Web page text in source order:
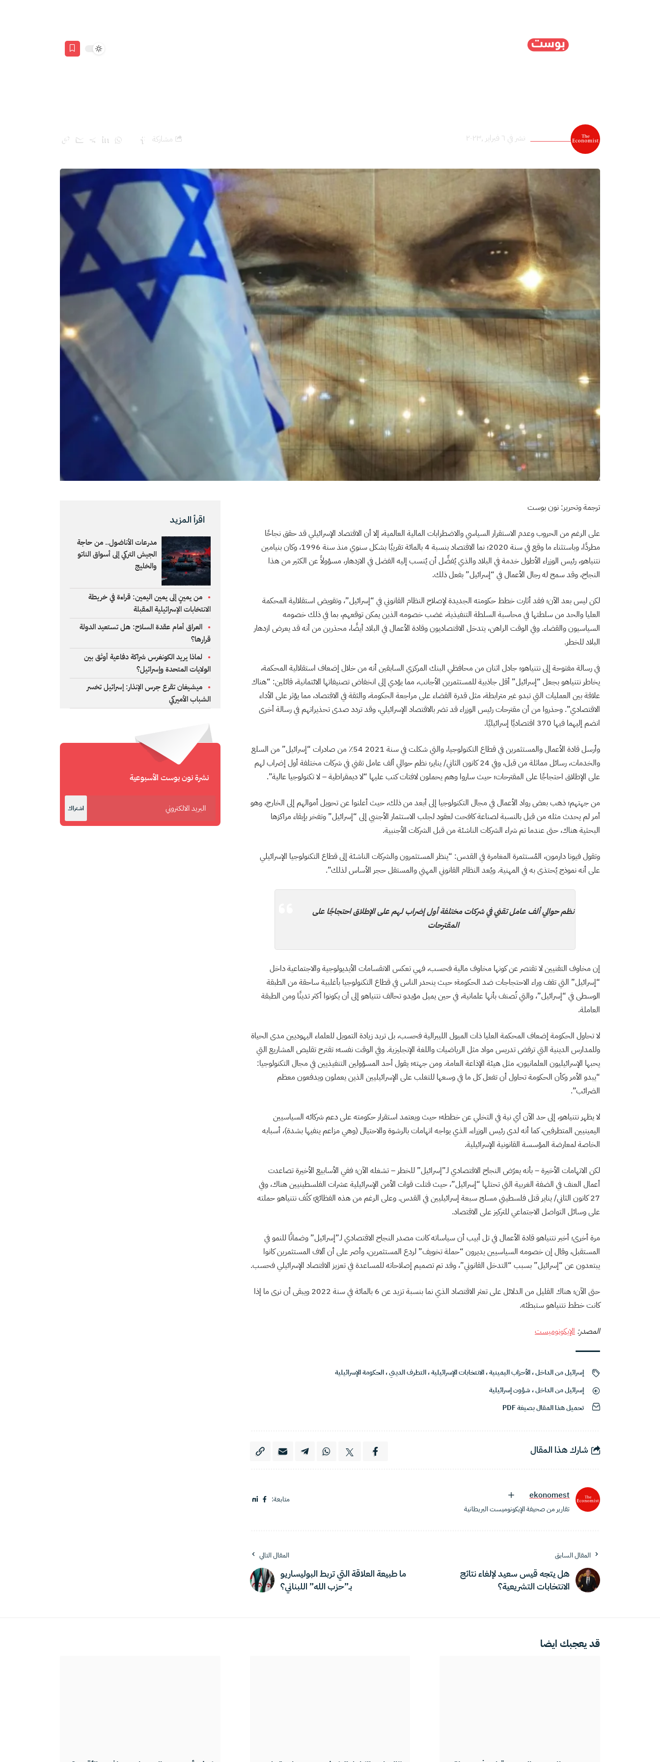
ekonomest نشر في ٦ فبراير ,٢٠٢٣ مشاركة
ترجمة وتحرير: نون بوست
على الرغم من الحروب وعدم الاستقرار السياسي والاضطرابات المالية العالمية، إلا أن الاقتصاد الإسرائيلي قد حقق نجاحًا
مطردًا، وباستثناء ما وقع في سنة 2020؛ نما الاقتصاد بنسبة 4 بالمائة تقريبًا بشكل سنوي منذ سنة 1996، وكان بنيامين
نتنياهو، رئيس الوزراء الأطول خدمة في البلاد والذي يُفضِّل أن يُنسب إليه الفضل في الازدهار، مسؤولاً عن الكثير من هذا
النجاح، وقد سمح له رجال الأعمال في “إسرائيل” بفعل ذلك.
لكن ليس بعد الآن؛ فقد أثارت خطط حكومته الجديدة لإصلاح النظام القانوني في “إسرائيل”، وتقويض استقلالية المحكمة
العليا والحد من سلطتها في محاسبة السلطة التنفيذية، غضب خصومه الذين يمكن توقعهم، بما في ذلك خصومه
السياسيون والقضاء. وفي الوقت الراهن، يتدخل الاقتصاديون وقادة الأعمال في البلاد أيضًا، محذرين من أنه قد يعرض ازدهار
البلاد للخطر.
في رسالة مفتوحة إلى نتنياهو؛ جادل اثنان من محافظي البنك المركزي السابقين أنه من خلال إضعاف استقلالية المحكمة،
يخاطر نتنياهو بجعل “إسرائيل” أقل جاذبية للمستثمرين الأجانب، مما يؤدي إلى انخفاض تصنيفاتها الائتمانية، قائلين: “هناك
علاقة بين العمليات التي تبدو غير مترابطة، مثل قدرة القضاء على مراجعة الحكومة، والثقة في الاقتصاد، مما يؤثر على الأداء
الاقتصادي”. وحذروا من أن مقترحات رئيس الوزراء قد تضر بالاقتصاد الإسرائيلي، وقد تردد صدى تحذيراتهم في رسالة أخرى
انضم إليهما فيها 370 اقتصاديًا إسرائيليًا.
وأرسل قادة الأعمال والمستثمرين في قطاع التكنولوجيا، والتي شكلت في سنة 2021 54٪ من صادرات “إسرائيل” من السلع
والخدمات، رسائل مماثلة من قبل، وفي 24 كانون الثاني/ يناير؛ نظم حوالي ألف عامل تقني في شركات مختلفة أول إضراب لهم
على الإطلاق احتجاجًا على المقترحات؛ حيث ساروا وهم يحملون لافتات كتب عليها “لا ديمقراطية – لا تكنولوجيا عالية”.
من جهتهم؛ ذهب بعض رواد الأعمال في مجال التكنولوجيا إلى أبعد من ذلك، حيث أعلنوا عن تحويل أموالهم إلى الخارج، وهو
أمر لم يحدث مثله من قبل بالنسبة لصناعة كافحت لعقود لجلب الاستثمار الأجنبي إلى “إسرائيل” وتفخر بإبقاء مراكزها
البحثية هناك، حتى عندما تم شراء الشركات الناشئة من قبل الشركات الأجنبية.
وتقول فيونا دارمون، المُستثمرة المغامرة في القدس: “ينظر المستثمرون والشركات الناشئة إلى قطاع التكنولوجيا الإسرائيلي
على أنه نموذج يُحتذى به في المهنية. ويُعد النظام القانوني المهني والمستقل حجر الأساس لذلك”.
نظم حوالي ألف عامل تقني في شركات مختلفة أول إضراب لهم على الإطلاق احتجاجًا على
المقترحات
إن مخاوف التقنيين لا تقتصر عن كونها مخاوف مالية فحسب، فهي تعكس الانقسامات الأيديولوجية والاجتماعية داخل
“إسرائيل” التي تقف وراء الاحتجاجات ضد الحكومة؛ حيث ينحدر الناس في قطاع التكنولوجيا بأغلبية ساحقة من الطبقة
الوسطى في “إسرائيل”، والتي تُصنف بأنها علمانية، في حين يميل مؤيدو تحالف نتنياهو إلى أن يكونوا أكثر تدينًا ومن الطبقة
العاملة.
لا تحاول الحكومة إضعاف المحكمة العليا ذات الميول الليبرالية فحسب، بل تريد زيادة التمويل للعلماء اليهوديين مدى الحياة
وللمدارس الدينية التي ترفض تدريس مواد مثل الرياضيات واللغة الإنجليزية. وفي الوقت نفسه؛ تقترح تقليص المشاريع التي
يحبها الإسرائيليون العلمانيون، مثل هيئة الإذاعة العامة. ومن جهته؛ يقول أحد المسؤولين التنفيذيين في مجال التكنولوجيا:
“يبدو الأمر وكأن الحكومة تحاول أن تفعل كل ما في وسعها للتغلب على الإسرائيليين الذين يعملون ويدفعون معظم
الضرائب”.
لا يظهر نتنياهو، إلى حد الآن أي نية في التخلي عن خططه؛ حيث ويعتمد استقرار حكومته على دعم شركائه السياسيين
اليمينيين المتطرفين، كما أنه لدى رئيس الوزراء، الذي يواجه اتهامات بالرشوة والاحتيال (وهي مزاعم ينفيها بشدة)، أسبابه
الخاصة لمعارضة المؤسسة القانونية الإسرائيلية.
لكن الاتهامات الأخيرة – بأنه يعرّض النجاح الاقتصادي لـ”إسرائيل” للخطر – تشغله الآن؛ ففي الأسابيع الأخيرة تصاعدت
أعمال العنف في الضفة الغربية التي تحتلها “إسرائيل”، حيث قتلت قوات الأمن الإسرائيلية عشرات الفلسطينيين هناك، وفي
27 كانون الثاني/ يناير قتل فلسطيني مسلح سبعة إسرائيليين في القدس. وعلى الرغم من هذه الفظائع؛ كثّف نتنياهو حملته
على وسائل التواصل الاجتماعي للتركيز على الاقتصاد.
مرة أخرى؛ أخبر نتنياهو قادة الأعمال في تل أبيب أن سياساته كانت مصدر النجاح الاقتصادي لـ”إسرائيل” وضمانًا للنمو في
المستقبل، وقال إن خصومه السياسيين يديرون “حملة تخويف” لردع المستثمرين، وأصر على أن آلاف المستثمرين كانوا
يبتعدون عن “إسرائيل” بسبب “التدخل القانوني”، وقد تم تصميم إصلاحاته للمساعدة في تعزيز الاقتصاد الإسرائيلي فحسب.
حتى الآن؛ هناك القليل من الدلائل على تعثر الاقتصاد الذي نما بنسبة تزيد عن 6 بالمائة في سنة 2022 ويبقى أن نرى ما إذا
كانت خطط نتنياهو ستبطئه.
المصدر: الإيكونوميست
إسرائيل من الداخل،الأحزاب اليمينية،الانتخابات الإسرائيلية،التطرف الديني،الحكومة الإسرائيلية
إسرائيل من الداخل، شؤون إسرائيلية
تحميل هذا المقال بصيغة PDF
شارك هذا المقال
ekonomest
تقارير من صحيفة الإيكونوميست البريطانية
متابعة:
المقال السابق
هل يتجه قيس سعيد لإلغاء نتائج
الانتخابات التشريعية؟
المقال التالي
ما طبيعة العلاقة التي تربط البوليساريو
بـ”حزب الله” اللبناني؟
اقرأ المزيد
مدرعات الأناضول.. من حاجة
الجيش التركي إلى أسواق الناتو
والخليج
من يمينٍ إلى يمين اليمين: قراءة في خريطة
الانتخابات الإسرائيلية المقبلة
العراق أمام عقدة السلاح: هل تستعيد الدولة
قرارها؟
لماذا يريد الكونغرس شراكة دفاعية أوثق بين
الولايات المتحدة وإسرائيل؟
ميشيغان تقرع جرس الإنذار: إسرائيل تخسر
الشباب الأميركي
نشرة نون بوست الأسبوعية
اشتراك
قد يعجبك ايضا